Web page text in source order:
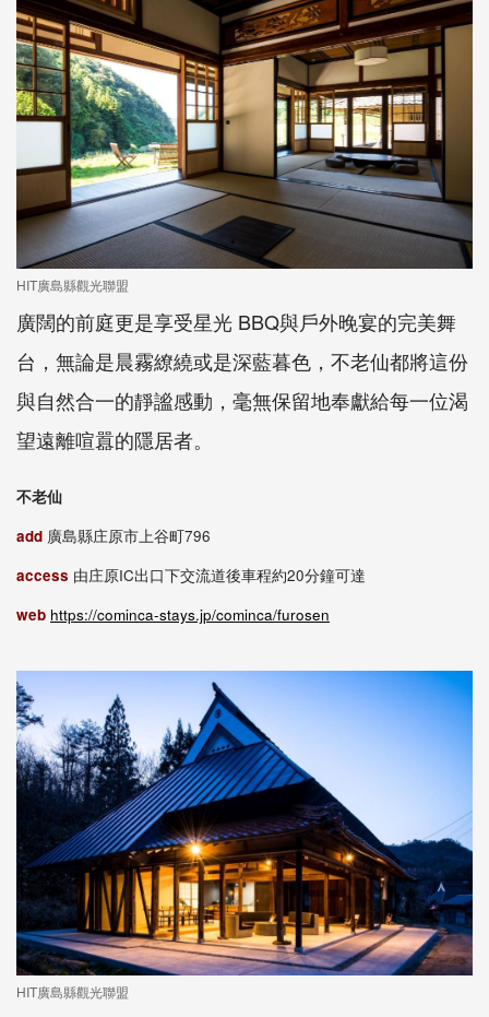
HIT廣島縣觀光聯盟
廣闊的前庭更是享受星光 BBQ與戶外晚宴的完美舞
台，無論是晨霧繚繞或是深藍暮色，不老仙都將這份
與自然合一的靜謐感動，毫無保留地奉獻給每一位渴
望遠離喧囂的隱居者。
不老仙
add 廣島縣庄原市上谷町796
access 由庄原IC出口下交流道後車程約20分鐘可達
web https://cominca-stays.jp/cominca/furosen
HIT廣島縣觀光聯盟